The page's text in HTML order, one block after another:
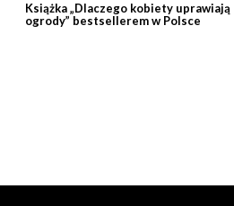
Książka „Dlaczego kobiety uprawiają
ogrody” bestsellerem w Polsce